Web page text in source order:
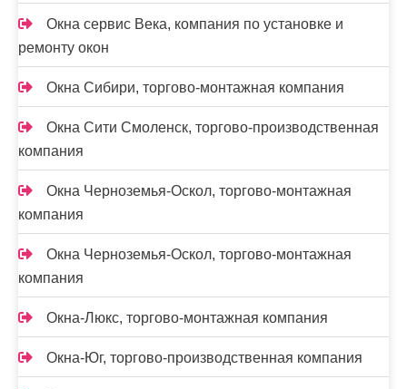
Окна сервис Века, компания по установке и
ремонту окон
Окна Сибири, торгово-монтажная компания
Окна Сити Смоленск, торгово-производственная
компания
Окна Черноземья-Оскол, торгово-монтажная
компания
Окна Черноземья-Оскол, торгово-монтажная
компания
Окна-Люкс, торгово-монтажная компания
Окна-Юг, торгово-производственная компания